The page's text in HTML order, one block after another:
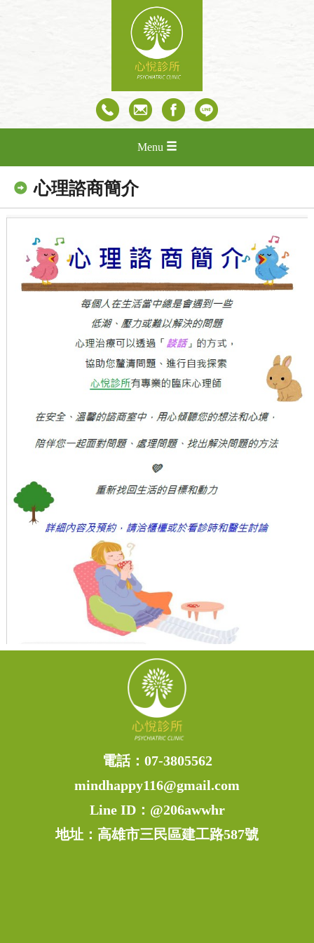
Menu
心理諮商簡介
電話： 07-3805562
mindhappy116@gmail.com
Line ID： @206awwhr
地址：高雄市三民區建工路587號